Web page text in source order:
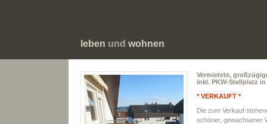
leben und wohnen
Vermietete,
inkl. PKW-Stellplatz
* VERKAUFT *
Die zum Verkauf
schöner, gewachsener